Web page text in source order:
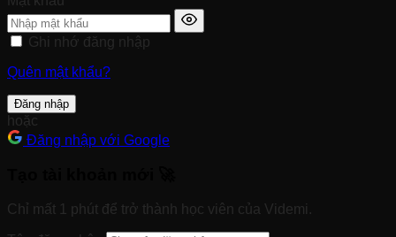
Ghi nhớ đăng nhập
Quên mật khẩu?
Đăng nhập
hoặc
Đăng nhập với Google
Chỉ mất 1 phút để trở thành học viên của Videmi.